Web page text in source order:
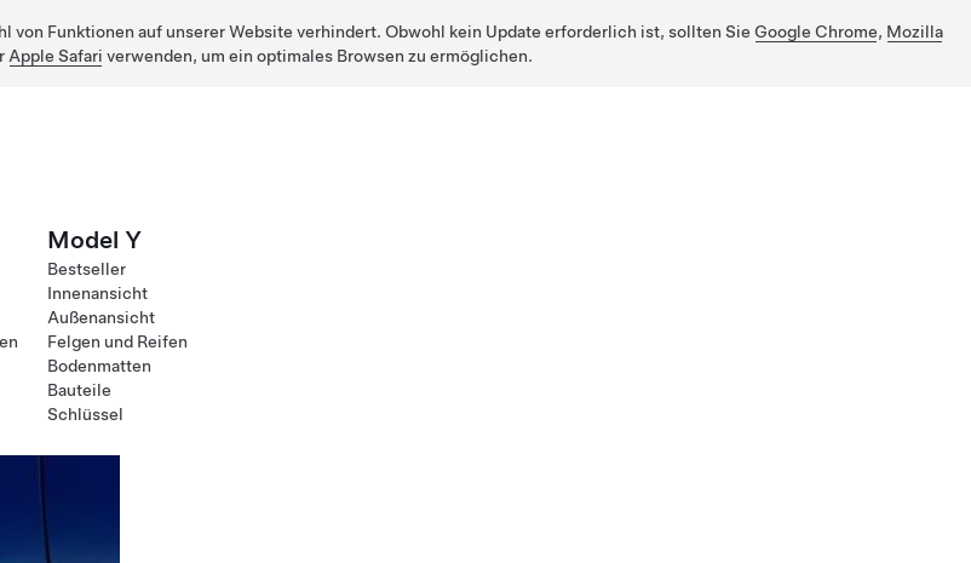
Funktionen auf unserer Website verhindert. Obwohl kein Update erforderlich ist, sollten Sie Google Chrome, Mozilla
Apple Safari verwenden, um ein optimales Browsen zu ermöglichen.
Model Y
Bestseller
Innenansicht
Außenansicht
Felgen und Reifen
Bodenmatten
Bauteile
Schlüssel